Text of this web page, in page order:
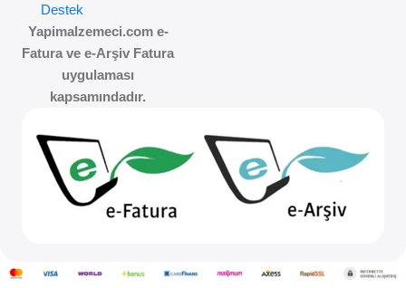
Destek
Yapimalzemeci.com e-
Fatura ve e-Arşiv Fatura
uygulaması
kapsamındadır.